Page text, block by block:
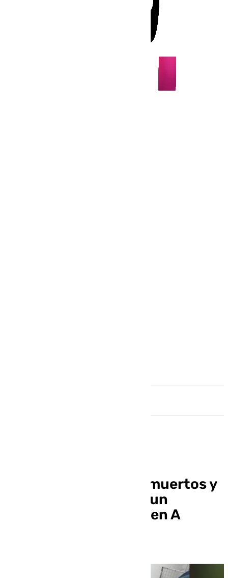
Hallan 250 animales muertos y
171 en riesgo vital en un
criadero clandestino en A